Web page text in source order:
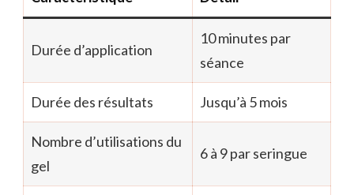
Durée d’application
10 minutes par
séance
Durée des résultats Jusqu’à 5 mois
Nombre d’utilisations du
gel
6 à 9 par seringue